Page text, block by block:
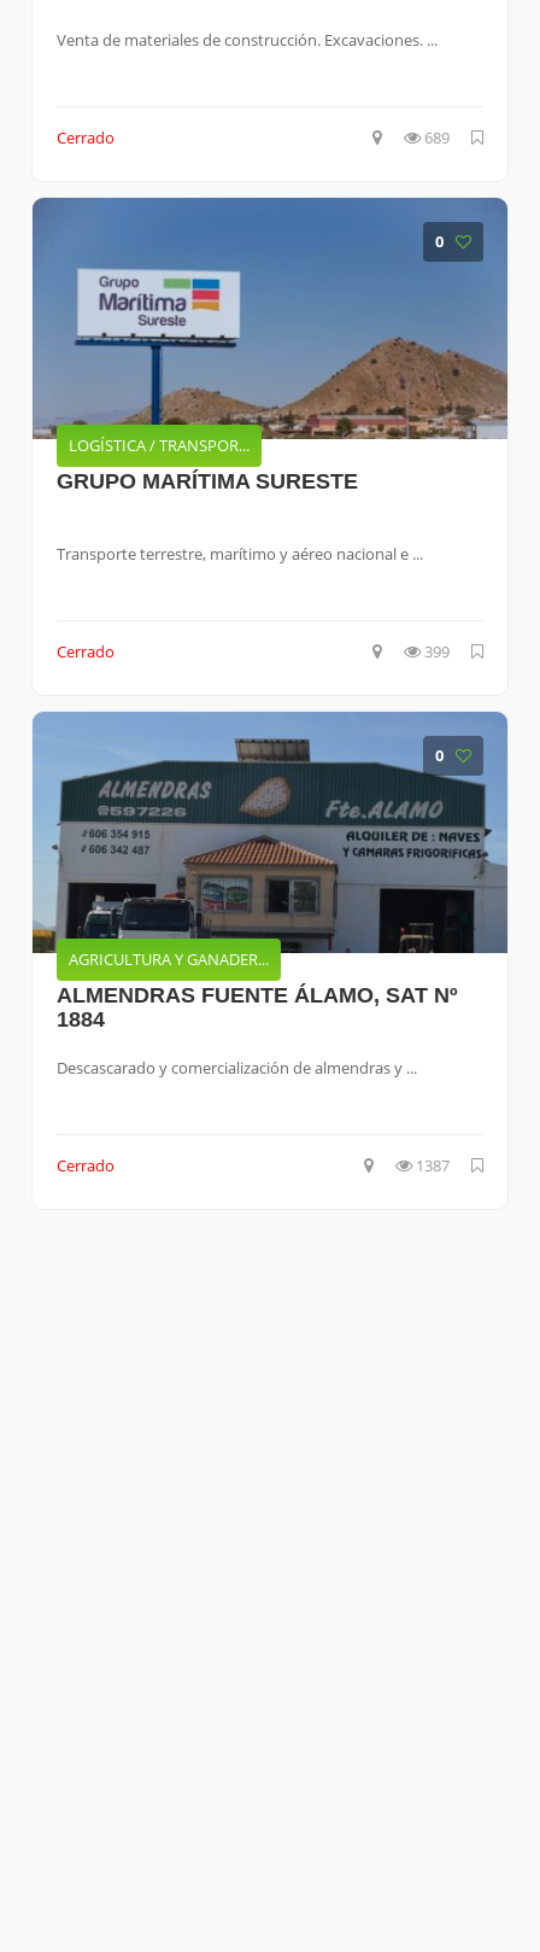
Venta de materiales de construcción. Excavaciones. ...
Cerrado 689
0
LOGÍSTICA / TRANSPOR...
GRUPO MARÍTIMA SURESTE
Transporte terrestre, marítimo y aéreo nacional e ...
Cerrado 399
0
AGRICULTURA Y GANADER...
ALMENDRAS FUENTE ÁLAMO, SAT Nº
1884
Descascarado y comercialización de almendras y ...
Cerrado 1387